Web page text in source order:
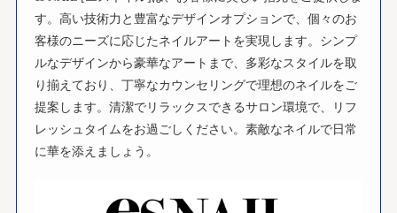
す。高い技術力と豊富なデザインオプションで、個々のお
客様のニーズに応じたネイルアートを実現します。シンプ
ルなデザインから豪華なアートまで、多彩なスタイルを取
り揃えており、丁寧なカウンセリングで理想のネイルをご
提案します。清潔でリラックスできるサロン環境で、リフ
レッシュタイムをお過ごしください。素敵なネイルで日常
に華を添えましょう。